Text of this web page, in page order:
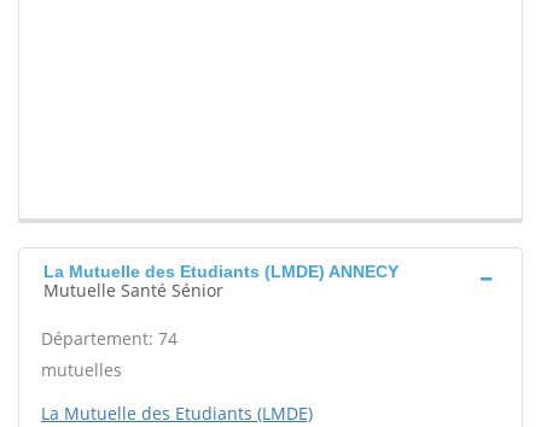
La Mutuelle des Etudiants (LMDE) ANNECY
Mutuelle Santé Sénior
Département: 74
mutuelles
La Mutuelle des Etudiants (LMDE)